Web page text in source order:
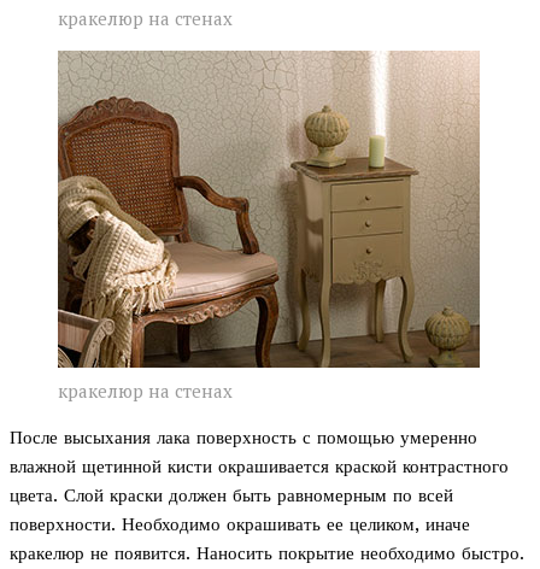
кракелюр на стенах
кракелюр на стенах
После высыхания лака поверхность с помощью умеренно
влажной щетинной кисти окрашивается краской контрастного
цвета. Слой краски должен быть равномерным по всей
поверхности. Необходимо окрашивать ее целиком, иначе
кракелюр не появится. Наносить покрытие необходимо быстро.